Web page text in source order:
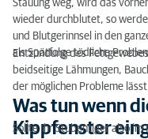
Stauung weg, wird das
wieder durchblutet, so
und Blutgerinnsel in den
als Spätfolge tödliche
Entzündung des
beidseitige Lähmungen,
der möglichen Probleme
Was tun wenn
Kippfenster
Sollte Ihr Stubentiger also im